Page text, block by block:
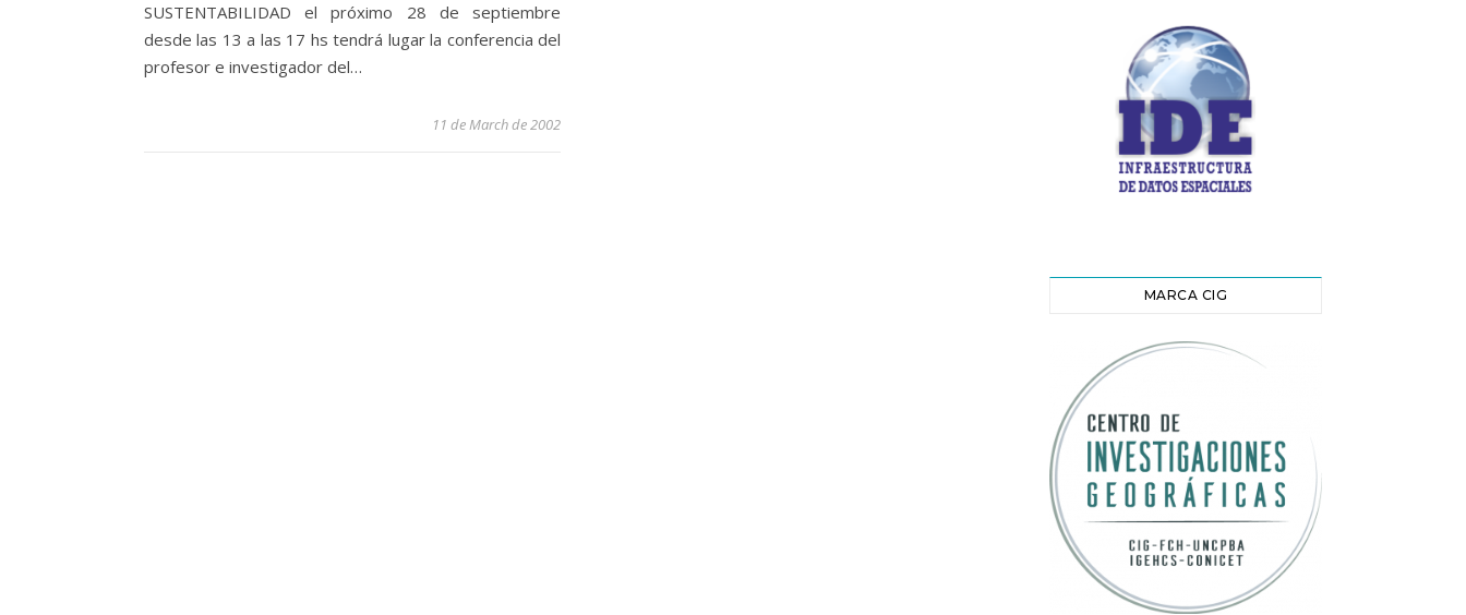
SUSTENTABILIDAD el próximo 28 de septiembre
desde las 13 a las 17 hs tendrá lugar la conferencia del
profesor e investigador del…
11 de March de 2002
MARCA CIG